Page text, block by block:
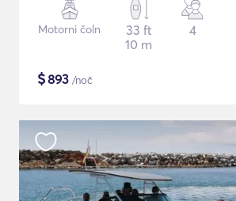
Motorni čoln
33 ft
10 m
4
$893 /noč